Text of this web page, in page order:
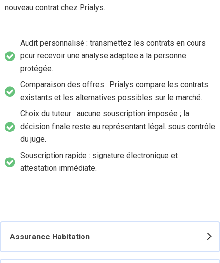
nouveau contrat chez Prialys.
Audit personnalisé : transmettez les contrats en cours
pour recevoir une analyse adaptée à la personne
protégée.
Comparaison des offres : Prialys compare les contrats
existants et les alternatives possibles sur le marché.
Choix du tuteur : aucune souscription imposée ; la
décision finale reste au représentant légal, sous contrôle
du juge.
Souscription rapide : signature électronique et
attestation immédiate.
Assurance Habitation